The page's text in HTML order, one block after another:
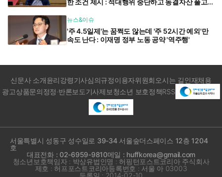
뉴스&이슈
'주 4.5일제'는 꿈쩍도 않는데 '주 52시간 예외'만
속도 난다 : 이재명 정부 노동 공약 '역주행'
신문사 소개윤리강령기사심의규정이용자위원회 오시는 길인재채용
광고상품문의정정·반론보도기사제보청소년 보호정책RSS
서울특별시 성동구 성수일로 39-34 서울숲더스페이스 12층 1204
호
대표전화 : 02-6959-9810메일 : huffkorea@gmail.com
청소년보호책임자 : 박상유법인명 : 허핑턴포스트코리아 주식회사
제호 : 허프포스트코리아등록번호 : 서울 아 03003
등록일 : 2014-02-10